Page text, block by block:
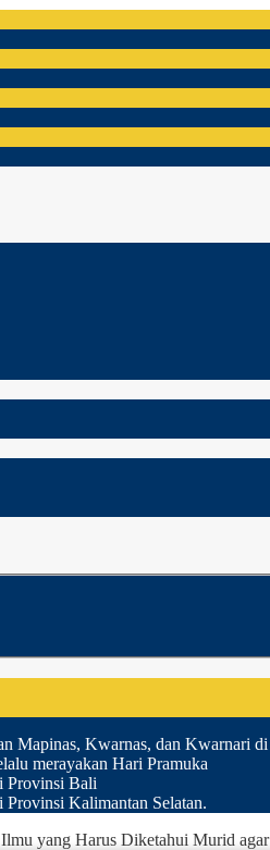
Mapinas, Kwarnas, dan Kwarnari
merayakan Hari Pramuka
Provinsi Bali
Kalimantan Selatan.
yang Harus Diketahui Murid